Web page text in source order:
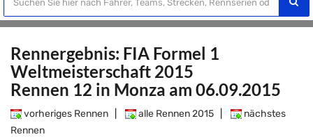
Rennergebnis: FIA Formel 1
Weltmeisterschaft 2015
Rennen 12 in Monza am 06.09.2015
vorheriges Rennen alle Rennen 2015
nächstes
Rennen